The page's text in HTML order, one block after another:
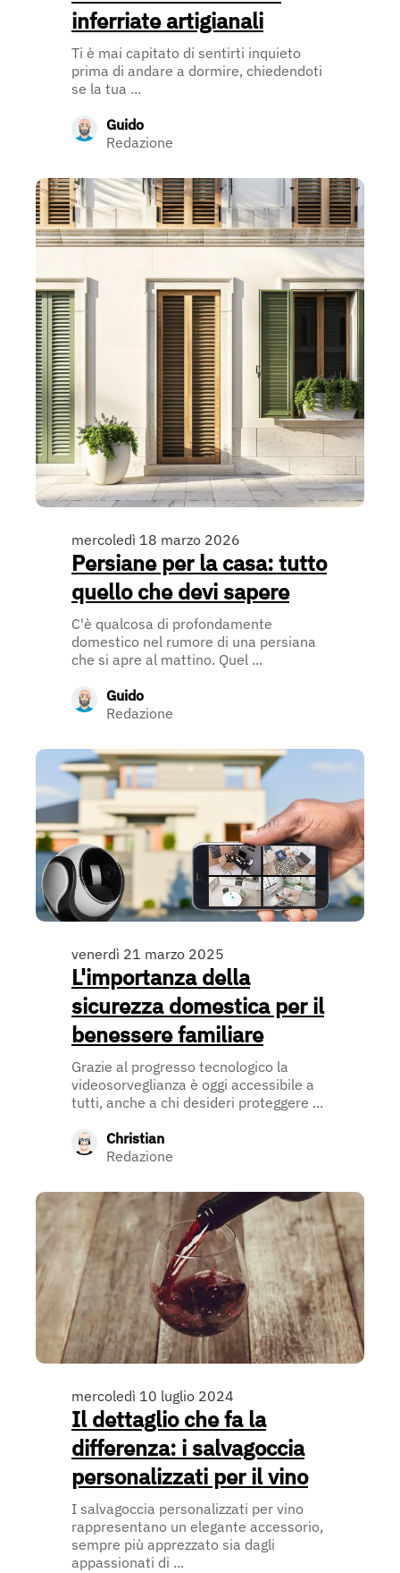
inferriate artigianali
Ti è mai capitato di sentirti inquieto
prima di andare a dormire, chiedendoti
se la tua ...
Guido
Redazione
mercoledì 18 marzo 2026
Persiane per la casa: tutto
quello che devi sapere
C'è qualcosa di profondamente
domestico nel rumore di una persiana
che si apre al mattino. Quel ...
Guido
Redazione
venerdì 21 marzo 2025
L'importanza della
sicurezza domestica per il
benessere familiare
Grazie al progresso tecnologico la
videosorveglianza è oggi accessibile a
tutti, anche a chi desideri proteggere ...
Christian
Redazione
mercoledì 10 luglio 2024
Il dettaglio che fa la
differenza: i salvagoccia
personalizzati per il vino
I salvagoccia personalizzati per vino
rappresentano un elegante accessorio,
sempre più apprezzato sia dagli
appassionati di ...